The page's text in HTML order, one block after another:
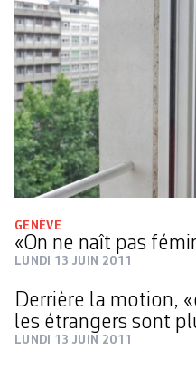
GENÈVE
«On ne naît pas
LUNDI 13 JUIN 2011
Derrière la motion,
les étrangers sont
LUNDI 13 JUIN 2011